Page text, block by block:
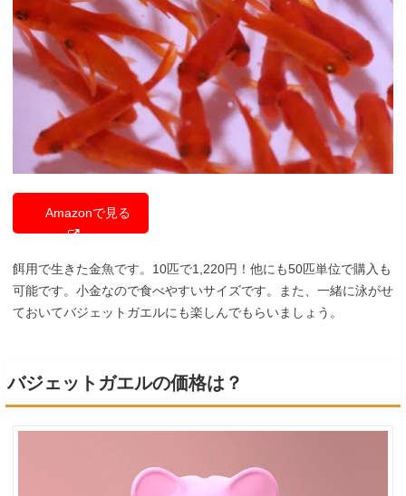
Amazonで見る
餌用で生きた金魚です。10匹で1,220円！他にも50匹単位で購入も
可能です。小金なので食べやすいサイズです。また、一緒に泳がせ
ておいてバジェットガエルにも楽しんでもらいましょう。
バジェットガエルの価格は？